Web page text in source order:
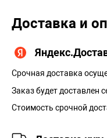
Доставка и
Срочная доставка
Заказ будет доставлен
Стоимость срочной